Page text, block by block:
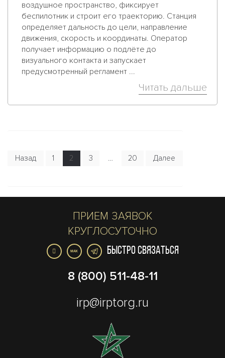
воздушное пространство, фиксирует
беспилотник и строит его траекторию. Станция
определяет дальность до цели, направление
движения, скорость и координаты. Оператор
получает информацию о подлёте до
визуального контакта и запускает
предусмотренный регламент ...
Читать дальше
Назад 1 2 3 … 20 Далее
ПРИЕМ ЗАЯВОК
КРУГЛОСУТОЧНО
MAX БЫСТРО СВЯЗАТЬСЯ
8 (800) 511-48-11
irp@irptorg.ru